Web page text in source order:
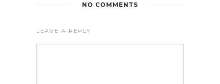
NO COMMENTS
LEAVE A REPLY